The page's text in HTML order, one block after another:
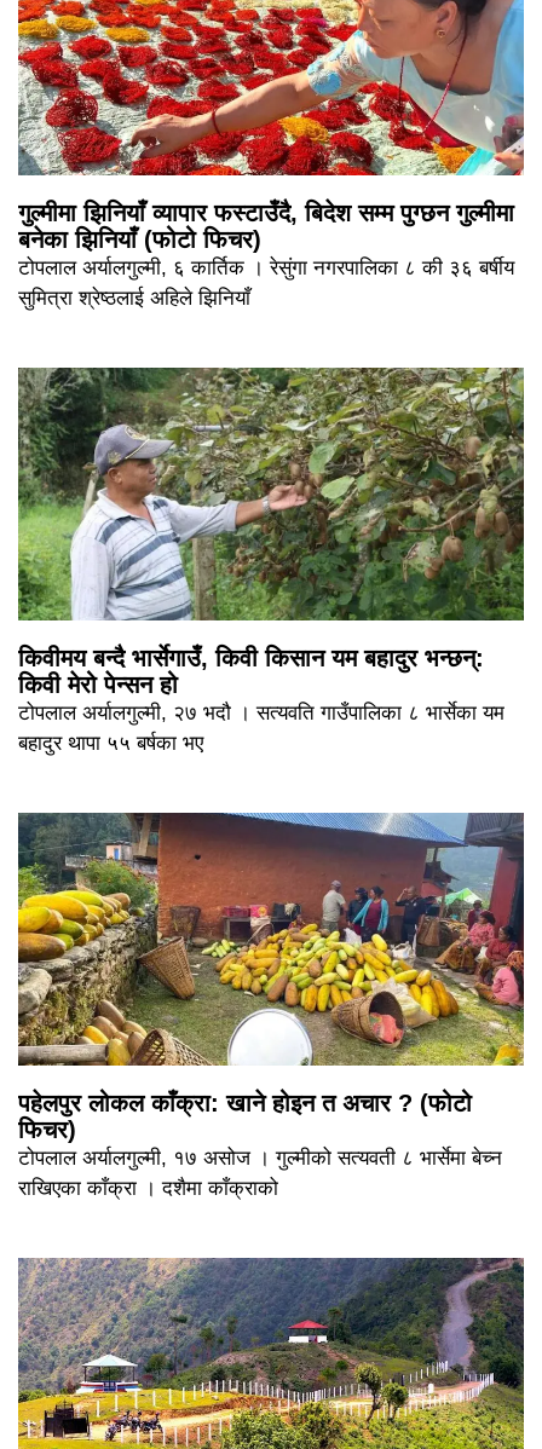
गुल्मीमा झिनियाँ व्यापार फस्टाउँदै, बिदेश सम्म पुग्छन गुल्मीमा
बनेका झिनियाँ (फोटो फिचर)
टोपलाल अर्यालगुल्मी, ६ कार्तिक । रेसुंगा नगरपालिका ८ की ३६ बर्षीय
सुमित्रा श्रेष्ठलाई अहिले झिनियाँ
किवीमय बन्दै भार्सेगाउँ, किवी किसान यम बहादुर भन्छन्:
किवी मेरो पेन्सन हो
टोपलाल अर्यालगुल्मी, २७ भदौ । सत्यवति गाउँपालिका ८ भार्सेका यम
बहादुर थापा ५५ बर्षका भए
पहेलपुर लोकल काँक्रा: खाने होइन त अचार ? (फोटो
फिचर)
टोपलाल अर्यालगुल्मी, १७ असोज । गुल्मीको सत्यवती ८ भार्सेमा बेच्न
राखिएका काँक्रा । दशैमा काँक्राको